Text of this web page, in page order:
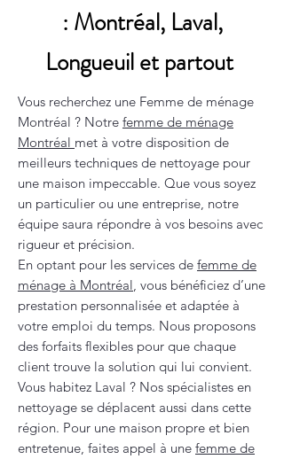
: Montréal, Laval,
Longueuil et partout
Vous recherchez une Femme de ménage
Montréal ? Notre femme de ménage
Montréal met à votre disposition de
meilleurs techniques de nettoyage pour
une maison impeccable. Que vous soyez
un particulier ou une entreprise, notre
équipe saura répondre à vos besoins avec
rigueur et précision.
En optant pour les services de femme de
ménage à Montréal, vous bénéficiez d’une
prestation personnalisée et adaptée à
votre emploi du temps. Nous proposons
des forfaits flexibles pour que chaque
client trouve la solution qui lui convient.
Vous habitez Laval ? Nos spécialistes en
nettoyage se déplacent aussi dans cette
région. Pour une maison propre et bien
entretenue, faites appel à une femme de